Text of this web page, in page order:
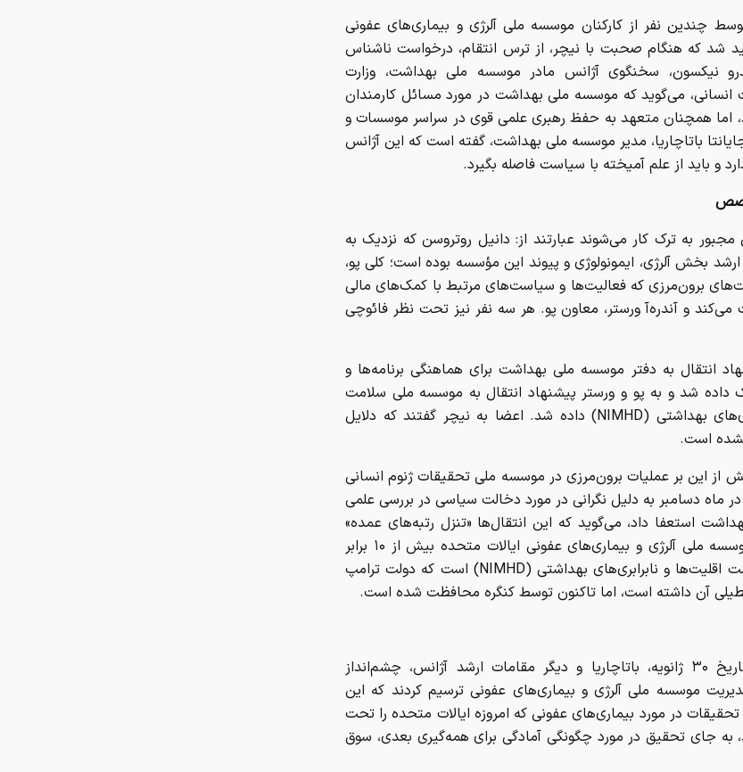
چندین نفر از کارکنان موسسه ملی آلرژی و بیماری‌های عفونی
شد که هنگام صحبت با نیچر، از ترس انتقام، درخواست ناشناس
نیکسون، سخنگوی آژانس مادر موسسه ملی بهداشت، وزارت
می‌گوید که موسسه ملی بهداشت در مورد مسائل کارمندان
اما همچنان متعهد به حفظ رهبری علمی قوی در سراسر موسسات و
باتاچاریا، مدیر موسسه ملی بهداشت، گفته است که این آژانس
و باید از علم آمیخته با سیاست فاصله بگیرد.
مجبور به ترک کار می‌شوند عبارتند از: دانیل روتروسن که نزدیک به
ارشد بخش آلرژی، ایمونولوژی و پیوند این مؤسسه بوده است؛ کلی پو،
برون‌مرزی که فعالیت‌ها و سیاست‌های مرتبط با کمک‌های مالی
و آندره‌آ ورستر، معاون پو. هر سه نفر نیز تحت نظر فائوچی
انتقال به دفتر موسسه ملی بهداشت برای هماهنگی برنامه‌ها و
داده شد و به پو و ورستر پیشنهاد انتقال به موسسه ملی سلامت
اقلیت‌ها و نابرابری‌های بهداشتی (NIMHD) داده شد. اعضا به نیچر گفتند که دلایل
نشده است.
از این بر عملیات برون‌مرزی در موسسه ملی تحقیقات ژنوم انسانی
ماه دسامبر به دلیل نگرانی در مورد دخالت سیاسی در بررسی علمی
استعفا داد، می‌گوید که این انتقال‌ها «تنزل رتبه‌های عمده»
هستند. بودجه موسسه ملی آلرژی و بیماری‌های عفونی ایالات متحده بیش از ۱۰ برابر
موسسه ملی سلامت اقلیت‌ها و نابرابری‌های بهداشتی (NIMHD) است که دولت ترامپ
آن داشته است، اما تاکنون توسط کنگره محافظت شده است.
در جلسه‌ای در تاریخ ۳۰ ژانویه، باتاچاریا و دیگر مقامات ارشد آژانس، چشم‌انداز
موسسه ملی آلرژی و بیماری‌های عفونی ترسیم کردند که این
در مورد بیماری‌های عفونی که امروزه ایالات متحده را تحت
به جای تحقیق در مورد چگونگی آمادگی برای همه‌گیری بعدی، سوق